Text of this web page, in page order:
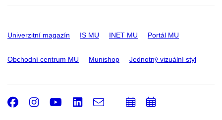
Univerzitní magazín IS MU INET MU Portál MU
Obchodní centrum MU Munishop Jednotný vizuální styl
Facebook
Instagram
Youtube
LinkedIn
e-
PřidatPřidat